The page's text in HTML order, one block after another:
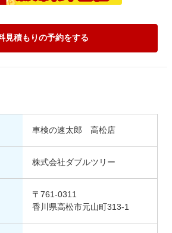
見積もりの予約をする
車検の速太郎 高松店
株式会社ダブルツリー
〒761-0311
香川県高松市元山町313-1